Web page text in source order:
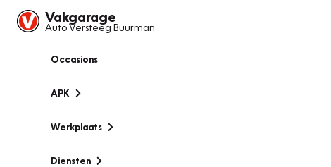
Vakgarage
Auto Versteeg Buurman
Occasions
APK
Werkplaats
Diensten